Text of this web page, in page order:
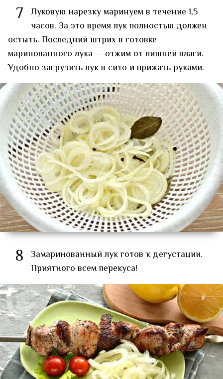
7 Луковую нарезку маринуем в течение 1,5
часов. За это время лук полностью должен
остыть. Последний штрих в готовке
маринованного лука — отжим от лишней влаги.
Удобно загрузить лук в сито и прижать руками.
8 Замаринованный лук готов к дегустации.
Приятного всем перекуса!